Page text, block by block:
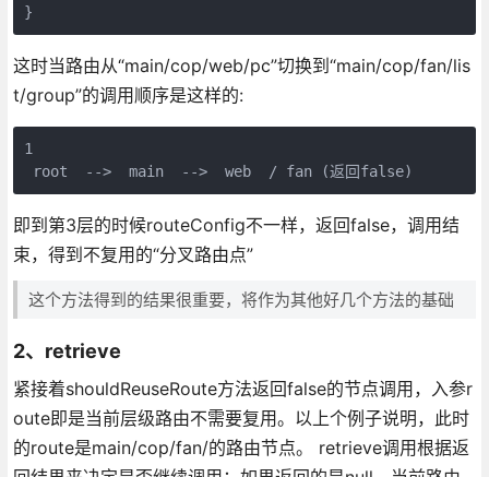
}
这时当路由从“main/cop/web/pc”切换到“main/cop/fan/lis
t/group”的调用顺序是这样的:
1
root  -->  main  -->  web  / fan (返回false)
即到第3层的时候routeConfig不一样，返回false，调用结
束，得到不复用的“分叉路由点”
这个方法得到的结果很重要，将作为其他好几个方法的基础
2、retrieve
紧接着shouldReuseRoute方法返回false的节点调用，入参r
oute即是当前层级路由不需要复用。以上个例子说明，此时
的route是main/cop/fan/的路由节点。 retrieve调用根据返